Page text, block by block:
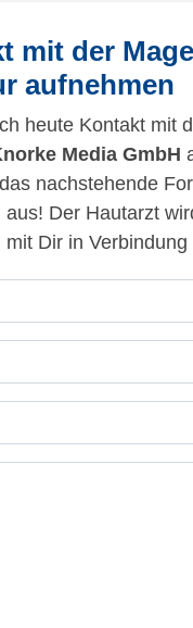
mit der
aufnehmen
heute Kontakt mit
Media GmbH
nachstehende
aus! Der Hautarzt
mit Dir in Verbindung